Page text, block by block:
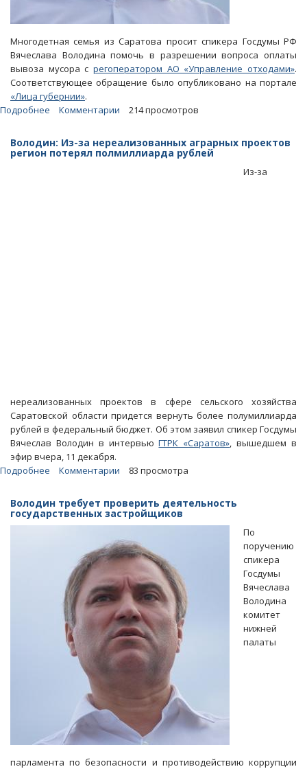
Многодетная семья из Саратова просит спикера Госдумы РФ
Вячеслава Володина помочь в разрешении вопроса оплаты
вывоза мусора с регоператором АО «Управление отходами».
Соответствующее обращение было опубликовано на портале
«Лица губернии».
Подробнее
платежками
регоператора
Комментарии 214 просмотров
Володин: Из-за нереализованных аграрных проектов
регион потерял полмиллиарда рублей
Из-за
нереализованных проектов в сфере сельского хозяйства
Саратовской области придется вернуть более полумиллиарда
рублей в федеральный бюджет. Об этом заявил спикер Госдумы
Вячеслав Володин в интервьюГТРК «Саратов», вышедшем в
эфир вчера, 11 декабря.
Подробнее
за
нереализованных
проектов
регион
потерял
полмиллиарда
рублей
Комментарии 83 просмотра
Володин требует проверить деятельность
государственных застройщиков
По
поручению
спикера
Госдумы
Вячеслава
Володина
комитет
нижней
палаты
парламента по безопасности и противодействию коррупции